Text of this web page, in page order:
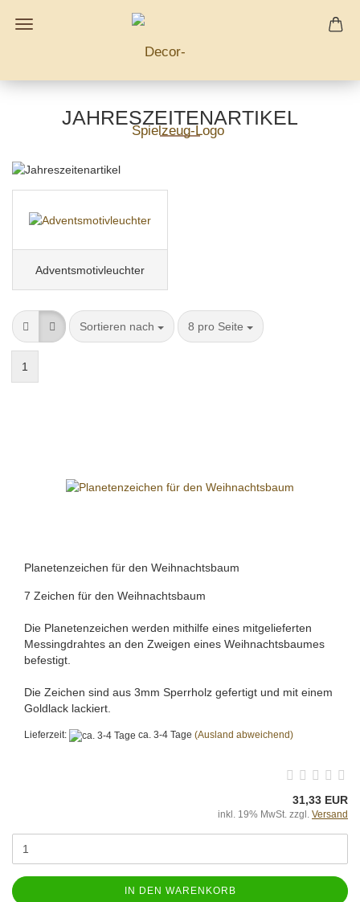
JAHRESZEITENARTIKEL
Adventsmotivleuchter
Sortieren nach 8 pro Seite
1
Planetenzeichen für den Weihnachtsbaum
7 Zeichen für den Weihnachtsbaum
Die Planetenzeichen werden mithilfe eines mitgelieferten
Messingdrahtes an den Zweigen eines Weihnachtsbaumes
befestigt.
Die Zeichen sind aus 3mm Sperrholz gefertigt und mit einem
Goldlack lackiert.
Lieferzeit: ca. 3-4 Tage (Ausland abweichend)
31,33 EUR
inkl. 19% MwSt. zzgl. Versand
IN DEN WARENKORB